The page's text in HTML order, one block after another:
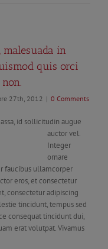
malesuada in
quis orci
27th, 2012 | 0 Comments
id sollicitudin augue
auctor vel.
Integer
ornare
faucibus ullamcorper
eros, et consectetur
consectetur adipiscing
tincidunt, tempus sed
consequat tincidunt dui,
erat volutpat. Vivamus